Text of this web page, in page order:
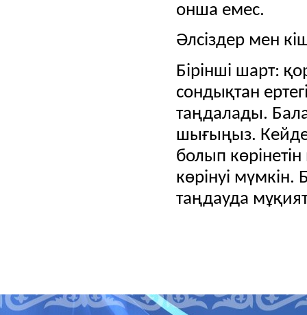
онша емес.
Әлсіздер мен
Бірінші шарт:
сондықтан
таңдалады.
шығыңыз.
болып
көрінуі мүмкін.
таңдауда